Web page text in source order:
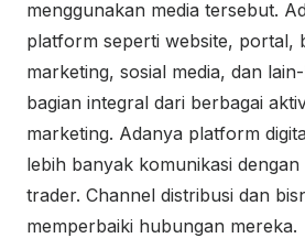
menggunakan media tersebut.
platform seperti website, portal,
marketing, sosial media, dan
bagian integral dari berbagai
marketing. Adanya platform
lebih banyak komunikasi
trader. Channel distribusi dan
memperbaiki hubungan mereka.